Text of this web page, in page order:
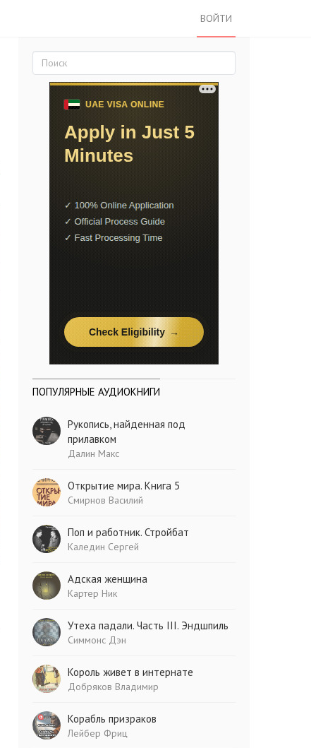
ВОЙТИ
ПОПУЛЯРНЫЕ АУДИОКНИГИ
Рукопись, найденная под
прилавком
Далин Макс
Открытие мира. Книга 5
Смирнов Василий
Поп и работник. Стройбат
Каледин Сергей
Адская женщина
Картер Ник
Утеха падали. Часть III. Эндшпиль
Симмонс Дэн
Король живет в интернате
Добряков Владимир
Корабль призраков
Лейбер Фриц